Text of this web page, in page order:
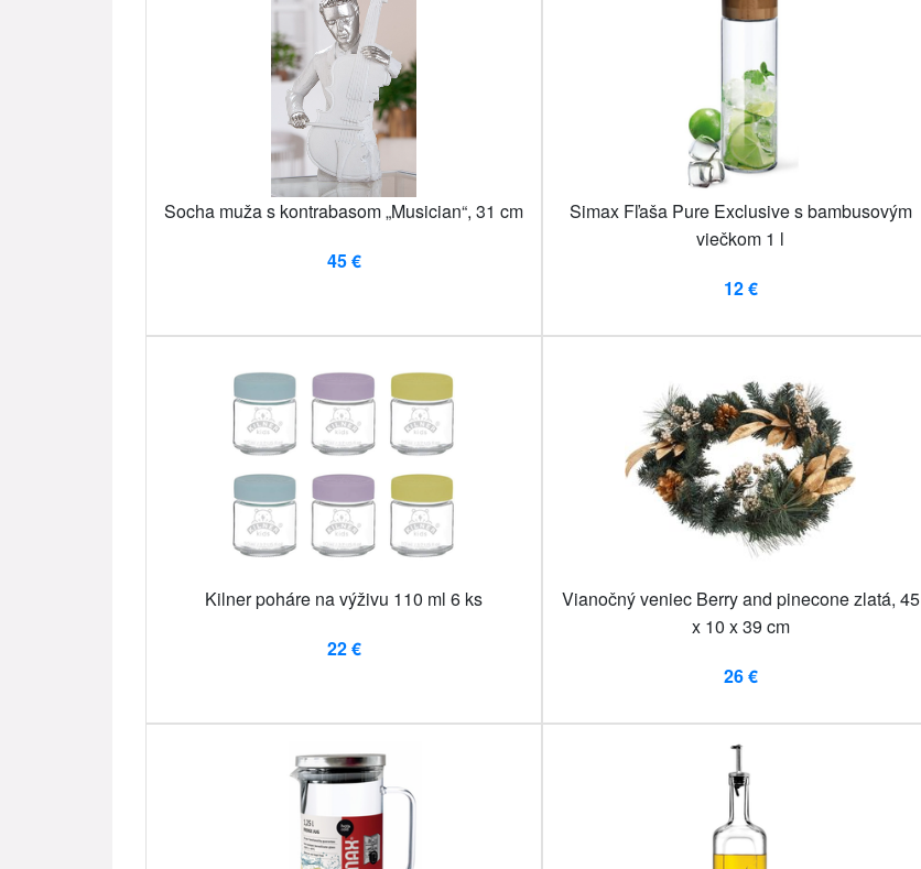
Socha muža s kontrabasom „Musician“, 31 cm
45 €
Simax Fľaša Pure Exclusive s bambusovým
viečkom 1 l
12 €
Kilner poháre na výživu 110 ml 6 ks
22 €
Vianočný veniec Berry and pinecone zlatá, 45
x 10 x 39 cm
26 €